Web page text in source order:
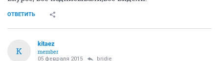
junior
уголовную ответственность за документацию
должен быть подвергнут этой уголовной